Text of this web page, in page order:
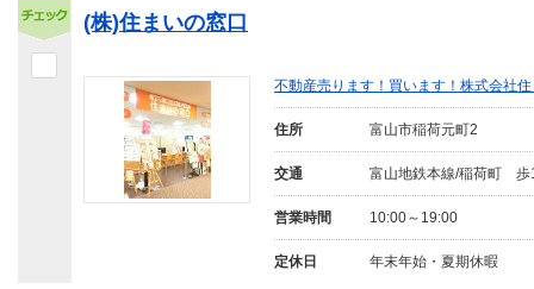
(株)住まいの窓口
不動産売ります！買います！株式会社
住所 富山市稲荷元町2
交通 富山地鉄本線/稲荷町 歩
営業時間 10:00～19:00
定休日 年末年始・夏期休暇